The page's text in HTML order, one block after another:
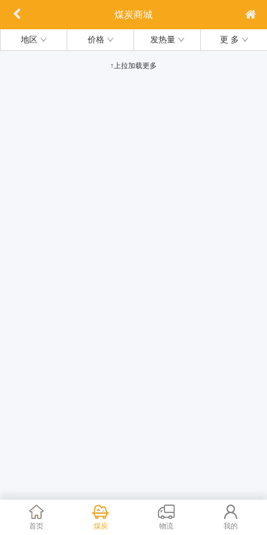
煤炭商城
地区 价格 发热量 更 多
↑上拉加载更多
首页 煤炭 物流 我的